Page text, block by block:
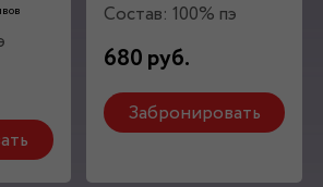
Состав: 100% пэ
680 руб.
Забронировать